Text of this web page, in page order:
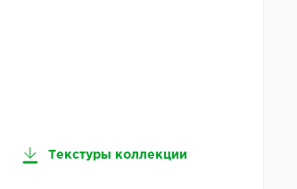
Текстуры коллекции